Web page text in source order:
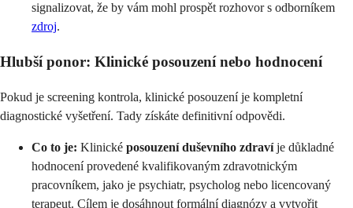
signalizovat, že by vám mohl prospět rozhovor s odborníkem
zdroj.
Hlubší ponor: Klinické posouzení nebo hodnocení
Pokud je screening kontrola, klinické posouzení je kompletní
diagnostické vyšetření. Tady získáte definitivní odpovědi.
Co to je: Klinické posouzení duševního zdravíje důkladné
hodnocení provedené kvalifikovaným zdravotnickým
pracovníkem, jako je psychiatr, psycholog nebo licencovaný
terapeut. Cílem je dosáhnout formální diagnózy a vytvořit